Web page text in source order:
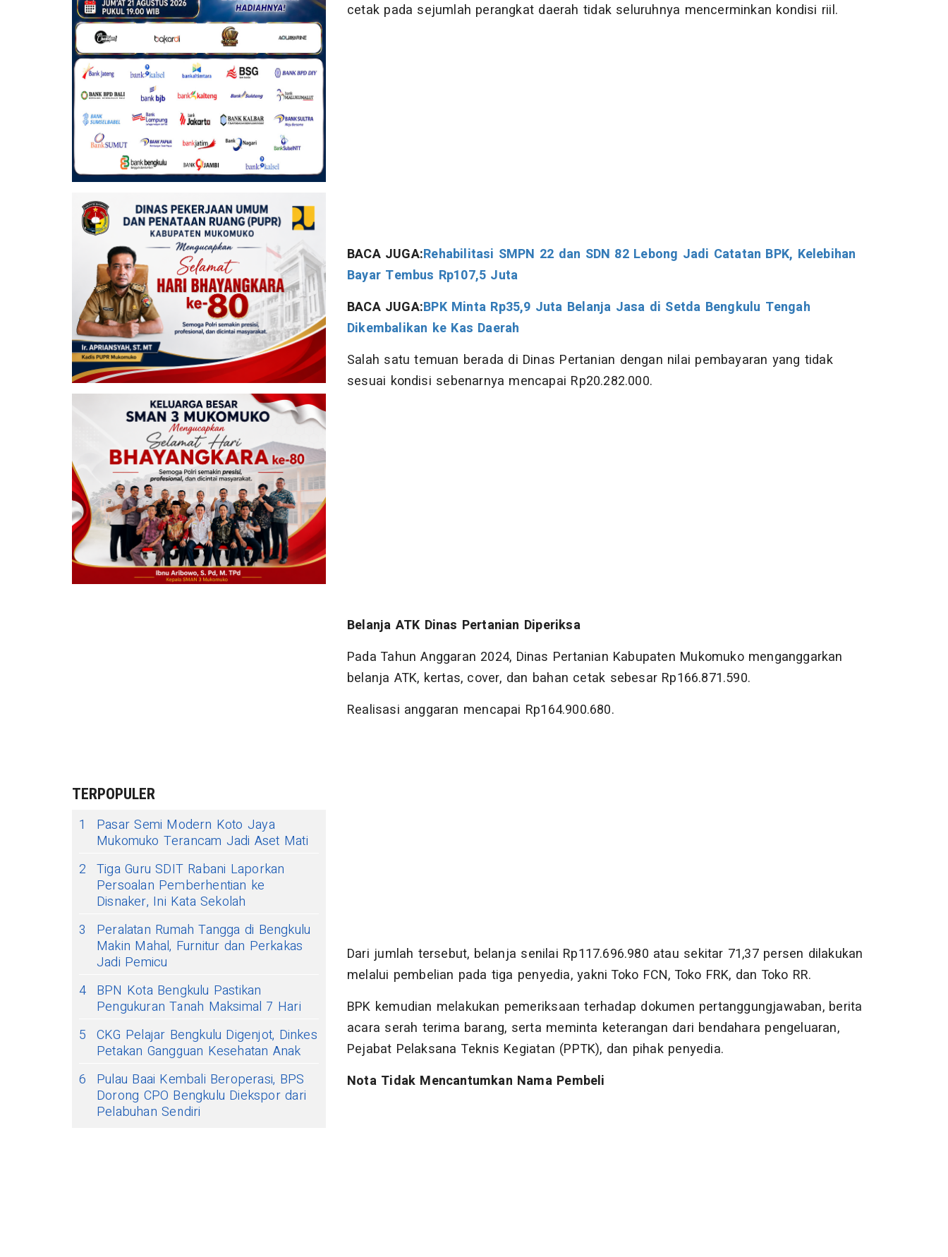
TERPOPULER
1
Pasar Semi Modern Koto Jaya
Mukomuko Terancam Jadi Aset Mati
2 Tiga Guru SDIT Rabani Laporkan
Persoalan Pemberhentian ke
Disnaker, Ini Kata Sekolah
3
Peralatan Rumah Tangga di Bengkulu
Makin Mahal, Furnitur dan Perkakas
Jadi Pemicu
4 BPN Kota Bengkulu Pastikan
Pengukuran Tanah Maksimal 7 Hari
5 CKG Pelajar Bengkulu Digenjot, Dinkes
Petakan Gangguan Kesehatan Anak
6
Pulau Baai Kembali Beroperasi, BPS
Dorong CPO Bengkulu Diekspor dari
Pelabuhan Sendiri
cetak pada sejumlah perangkat daerah tidak seluruhnya mencerminkan kondisi riil.
BACA JUGA:Rehabilitasi SMPN 22 dan SDN 82 Lebong Jadi Catatan BPK, Kelebihan
Bayar Tembus Rp107,5 Juta
BACA JUGA:BPK Minta Rp35,9 Juta Belanja Jasa di Setda Bengkulu Tengah
Dikembalikan ke Kas Daerah
Salah satu temuan berada di Dinas Pertanian dengan nilai pembayaran yang tidak
sesuai kondisi sebenarnya mencapai Rp20.282.000.
Belanja ATK Dinas Pertanian Diperiksa
Pada Tahun Anggaran 2024, Dinas Pertanian Kabupaten Mukomuko menganggarkan
belanja ATK, kertas, cover, dan bahan cetak sebesar Rp166.871.590.
Realisasi anggaran mencapai Rp164.900.680.
Dari jumlah tersebut, belanja senilai Rp117.696.980 atau sekitar 71,37 persen dilakukan
melalui pembelian pada tiga penyedia, yakni Toko FCN, Toko FRK, dan Toko RR.
BPK kemudian melakukan pemeriksaan terhadap dokumen pertanggungjawaban, berita
acara serah terima barang, serta meminta keterangan dari bendahara pengeluaran,
Pejabat Pelaksana Teknis Kegiatan (PPTK), dan pihak penyedia.
Nota Tidak Mencantumkan Nama Pembeli